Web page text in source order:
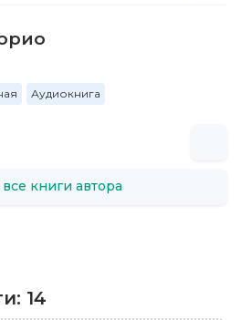
Аудиокнига
книги автора
14